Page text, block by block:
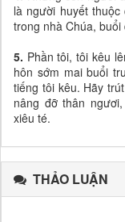
là người huyết
trong nhà Chúa,
5. Phần tôi, tôi kêu
hôn sớm mai buổi
tiếng tôi kêu. Hãy
nâng đỡ thân
xiêu té.
THẢO LUẬN